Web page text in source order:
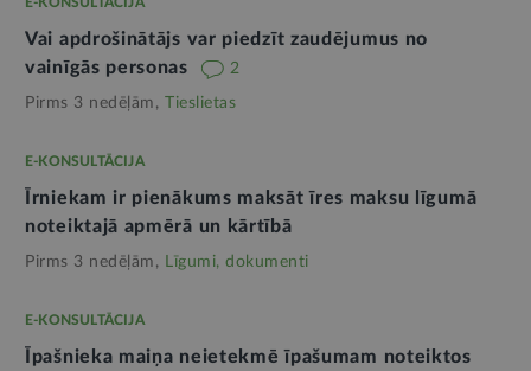
Vai apdrošinātājs var piedzīt zaudējumus no
vainīgās personas
2
Pirms 3 nedēļām, Tieslietas
E-KONSULTĀCIJA
Īrniekam ir pienākums maksāt īres maksu līgumā
noteiktajā apmērā un kārtībā
Pirms 3 nedēļām, Līgumi, dokumenti
E-KONSULTĀCIJA
Īpašnieka maiņa neietekmē īpašumam noteiktos